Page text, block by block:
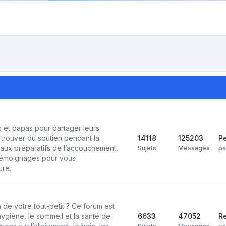
et papas pour partager leurs
du soutien pendant la
préparatifs de l’accouchement,
pour vous
14118
Sujets
125203
Messages
votre tout-petit ? Ce forum est
le sommeil et la santé de
6633 47052